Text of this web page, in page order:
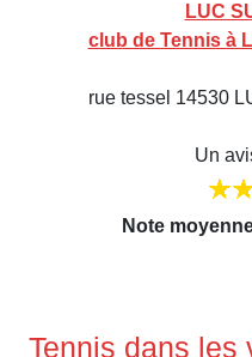
LUC
club de Tennis à
rue tessel 14530
Un
Note
Tennis dans les